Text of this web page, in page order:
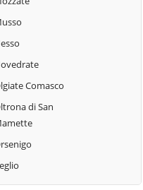
Comasco
di San
del Lario